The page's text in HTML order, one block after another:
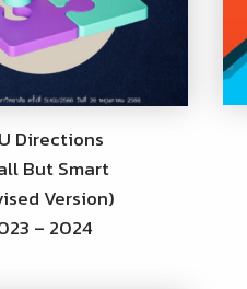
Directions
But Smart
Version)
– 2024